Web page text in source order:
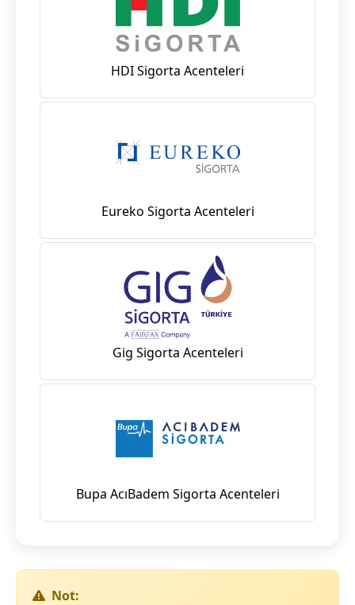
HDI Sigorta Acenteleri
Eureko Sigorta Acenteleri
Gig Sigorta Acenteleri
Bupa AcıBadem Sigorta Acenteleri
Not: